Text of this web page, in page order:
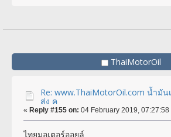
ThaiMotorOil
Re: www.ThaiMotorOil.com น้ำมัน
ส่ง ค
« Reply #155 on: 04 February 2019, 07:27:58
ไทยมอเตอร์ออยล์